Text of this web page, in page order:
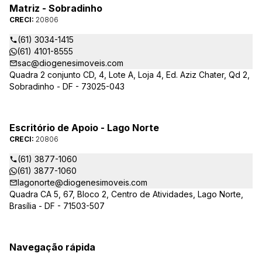
Matriz - Sobradinho
CRECI: 20806
(61) 3034-1415
(61) 4101-8555
sac@diogenesimoveis.com
Quadra 2 conjunto CD, 4, Lote A, Loja 4, Ed. Aziz Chater, Qd 2,
Sobradinho - DF - 73025-043
Escritório de Apoio - Lago Norte
CRECI: 20806
(61) 3877-1060
(61) 3877-1060
lagonorte@diogenesimoveis.com
Quadra CA 5, 67, Bloco 2, Centro de Atividades, Lago Norte,
Brasília - DF - 71503-507
Navegação rápida